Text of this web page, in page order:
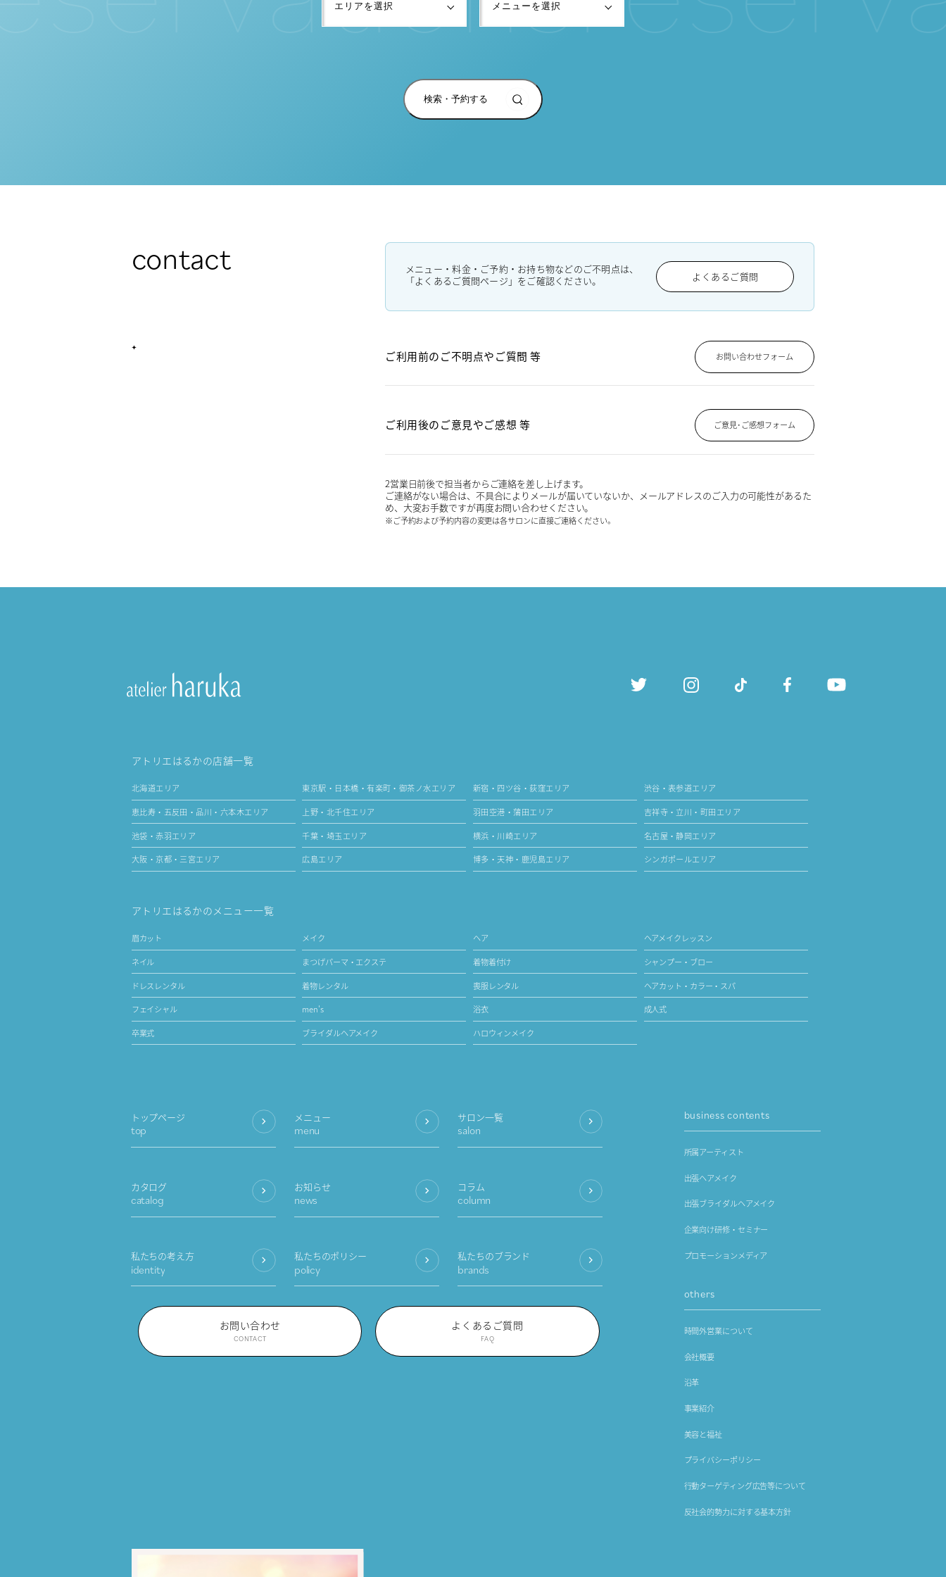
検索・予約する
contact
メニュー・料金・ご予約・お持ち物などのご不明点は、
「よくあるご質問ページ」をご確認ください。
よくあるご質問
ご利用前のご不明点やご質問 等 お問い合わせフォーム
ご利用後のご意見やご感想 等 ご意見･ご感想フォーム
2営業日前後で担当者からご連絡を差し上げます。
ご連絡がない場合は、不具合によりメールが届いていないか、メールアドレスのご入力の可能性があるた
め、大変お手数ですが再度お問い合わせください。
※ご予約および予約内容の変更は各サロンに直接ご連絡ください。
アトリエはるかの店舗一覧
北海道エリア 東京駅・日本橋・有楽町・御茶ノ水エリア 新宿・四ツ谷・荻窪エリア 渋谷・表参道エリア
恵比寿・五反田・品川・六本木エリア 上野・北千住エリア 羽田空港・蒲田エリア 吉祥寺・立川・町田エリア
池袋・赤羽エリア 千葉・埼玉エリア 横浜・川崎エリア 名古屋・静岡エリア
大阪・京都・三宮エリア 広島エリア 博多・天神・鹿児島エリア シンガポールエリア
アトリエはるかのメニュー一覧
眉カット メイク ヘア ヘアメイクレッスン
ネイル まつげパーマ・エクステ 着物着付け シャンプー・ブロー
ドレスレンタル 着物レンタル 喪服レンタル ヘアカット・カラー・スパ
フェイシャル men's 浴衣 成人式
卒業式 ブライダルヘアメイク ハロウィンメイク
トップページ
top
サロン一覧
salon
メニュー
menu
カタログ
catalog
お知らせ
news
コラム
column
私たちの考え方
identity
私たちのポリシー
policy
私たちのブランド
brands
お問い合わせ
CONTACT
よくあるご質問
FAQ
business contents
所属アーティスト
出張ヘアメイク
出張ブライダルヘアメイク
企業向け研修・セミナー
プロモーションメディア
others
時間外営業について
会社概要
沿革
事業紹介
美容と福祉
プライバシーポリシー
行動ターゲティング広告等について
反社会的勢力に対する基本方針